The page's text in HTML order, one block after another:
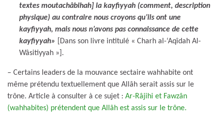
textes moutachâbihah] la kayfiyyah (comment, description
physique) au contraire nous croyons qu’ils ont une
kayfiyyah, mais nous n’avons pas connaissance de cette
kayfiyyah»
[Dans son livre intitulé « Charh al-‘Aqîdah Al-
Wâsitiyyah »].
– Certains leaders de la mouvance sectaire wahhabite ont
même prétendu textuellement que Allâh serait assis sur le
trône. Article à consulter à ce sujet : Ar-Râjihi et Fawzân
(wahhabites) prétendent que Allâh est assis sur le trône.